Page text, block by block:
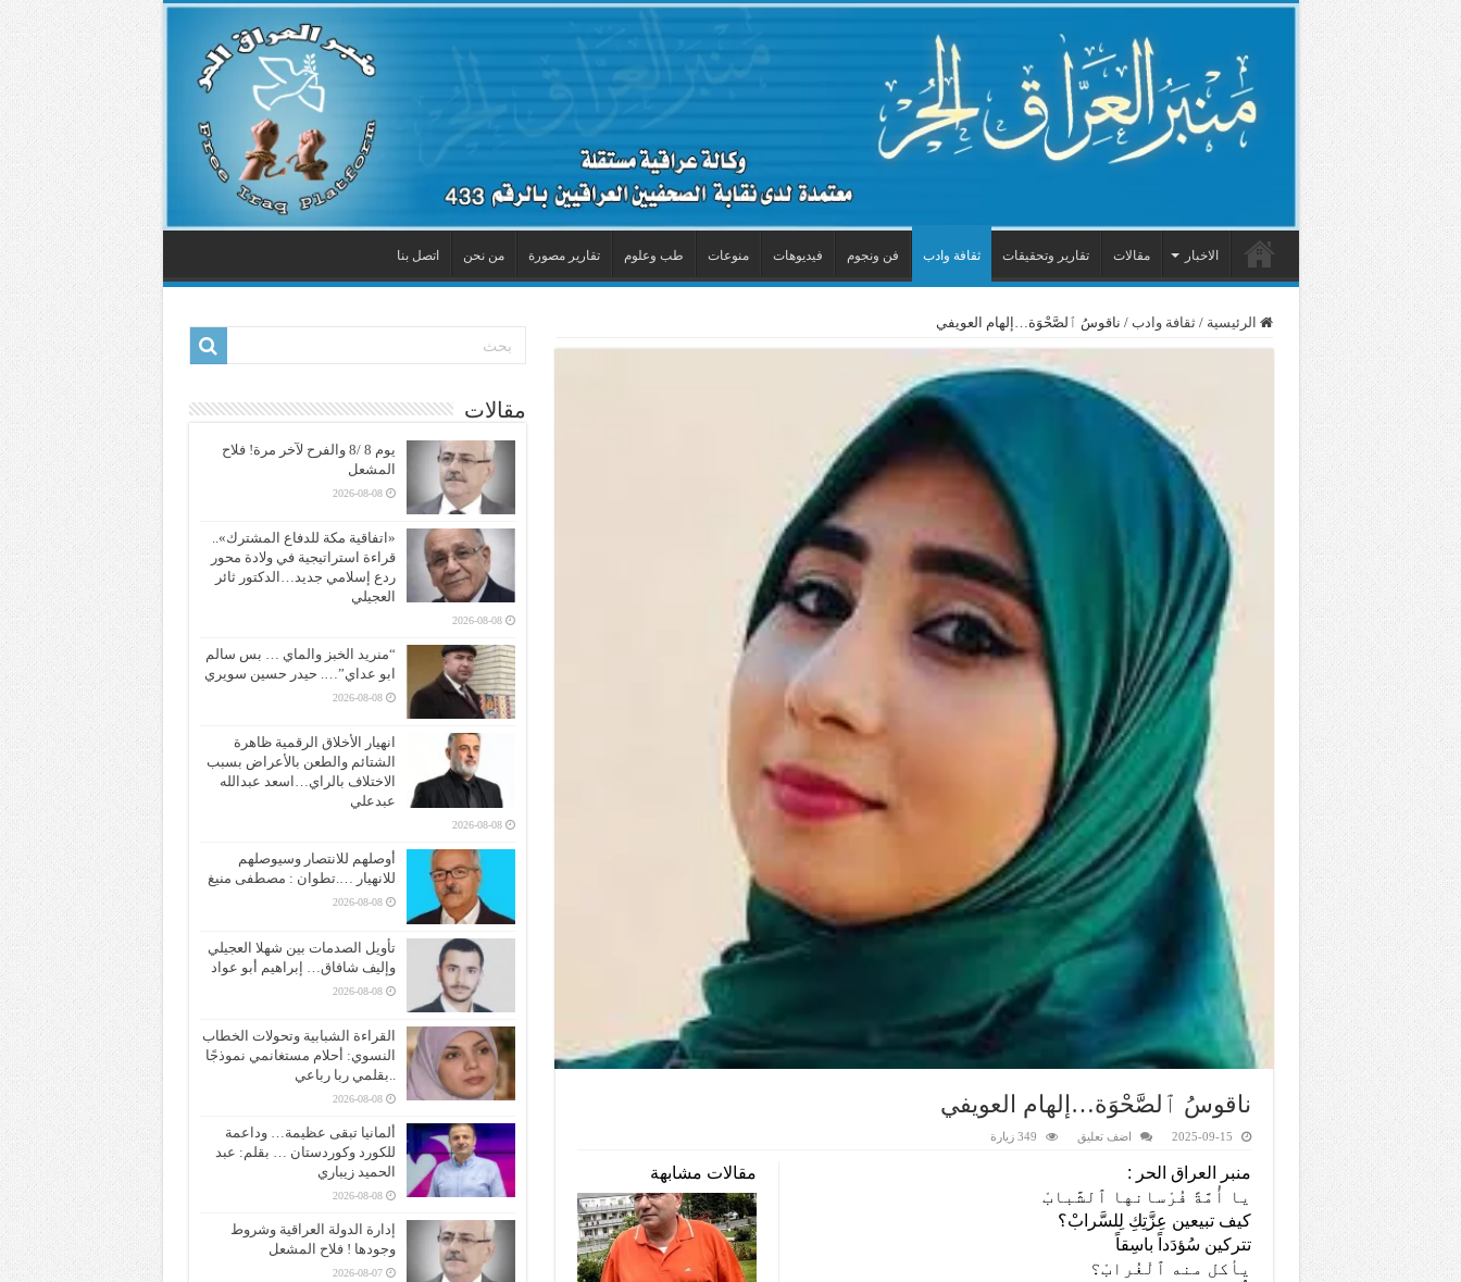
الاخبار مقالات تقارير وتحقيقات ثقافة وادب فن ونجوم فيديوهات منوعات طب وعلوم تقارير مصورة من نحن اتصل بنا
الرئيسية / ثقافة وادب / ناقوسُ ٱلصَّحْوَة…إلهام العويفي
ناقوسُ ٱلصَّحْوَة…إلهام العويفي
2025-09-15 اضف تعليق 349 زيارة
مقالات مشابهة
منبر العراق الحر :
يا أُمَّةً فُرْسانها ٱلشَّبابْ
كيف تبيعين عِزَّتِكِ لِلسَّرابْ؟
تتركين سُؤدَداً باسِقاً
يأكل منه ٱلْغُرابْ؟
مقالات
يوم 8 /8 والفرح لآخر مرة! فلاح
المشعل
2026-08-08
«اتفاقية مكة للدفاع المشترك»..
قراءة استراتيجية في ولادة محور
ردع إسلامي جديد…الدكتور ثائر
العجيلي
2026-08-08
“منريد الخبز والماي … بس سالم
ابو عداي”…. حيدر حسين سويري
2026-08-08
انهيار الأخلاق الرقمية ظاهرة
الشتائم والطعن بالأعراض بسبب
الاختلاف بالراي…اسعد عبدالله
عبدعلي
2026-08-08
أوصلهم للانتصار وسيوصلهم
للانهيار ….تطوان : مصطفى منيغ
2026-08-08
تأويل الصدمات بين شهلا العجيلي
وإليف شافاق… إبراهيم أبو عواد
2026-08-08
القراءة الشبابية وتحولات الخطاب
النسوي: أحلام مستغانمي نموذجًا
..بقلمي ربا رباعي
2026-08-08
ألمانيا تبقى عظيمة… وداعمة
للكورد وكوردستان … بقلم: عبد
الحميد زيباري
2026-08-08
إدارة الدولة العراقية وشروط
وجودها ! فلاح المشعل
2026-08-07